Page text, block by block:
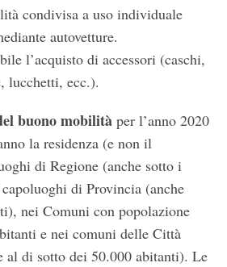
condivisa a uso individuale
autovetture.
l’acquisto di accessori (caschi,
lucchetti, ecc.).
buono mobilitàper l’anno 2020
la residenza (e non il
di Regione (anche sotto i
di Provincia (anche
nei Comuni con popolazione
e nei comuni delle Città
al di sotto dei 50.000 abitanti). Le